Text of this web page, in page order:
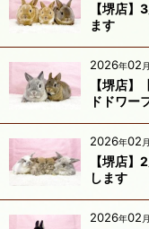
【堺店
ます
2026年02 月
【堺店
ドドワー
2026年02 月
【堺店
します
2026年02 月